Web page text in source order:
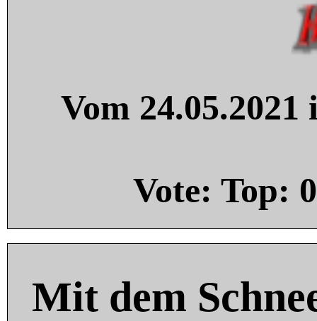
Vom
Vote: Top: 0
Mit dem